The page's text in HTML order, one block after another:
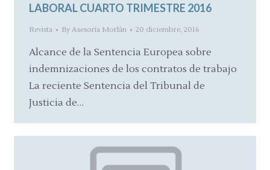
LABORAL CUARTO TRIMESTRE 2016
Revista By Asesoría Morlán 20 diciembre, 2016
Alcance de la Sentencia Europea sobre
indemnizaciones de los contratos de trabajo
La reciente Sentencia del Tribunal de
Justicia de…